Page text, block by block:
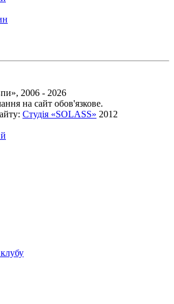
2006 - 2026
на сайт обов'язкове.
Студія «SOLASS» 2012